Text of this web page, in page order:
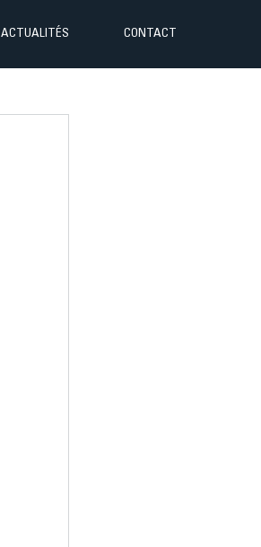
ACTUALITÉS CONTACT